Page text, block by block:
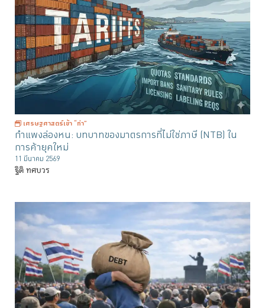
เศรษฐศาสตร์เข้า “ท่า”
กำแพงล่องหน: บทบาทของมาตรการที่ไม่ใช่ภาษี (NTB) ใน
การค้ายุคใหม่
11 มีนาคม 2569
ฐิติ ทศบวร